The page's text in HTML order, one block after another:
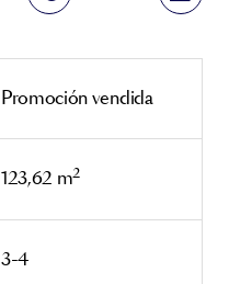
Promoción vendida
123,62 m2
3-4